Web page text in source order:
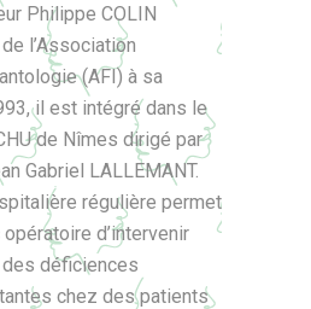
Philippe COLIN
l’Association
(AFI) à sa
il est intégré dans le
de Nîmes dirigé par
Gabriel LALLEMANT.
régulière permet
opératoire d’intervenir
déficiences
chez des patients